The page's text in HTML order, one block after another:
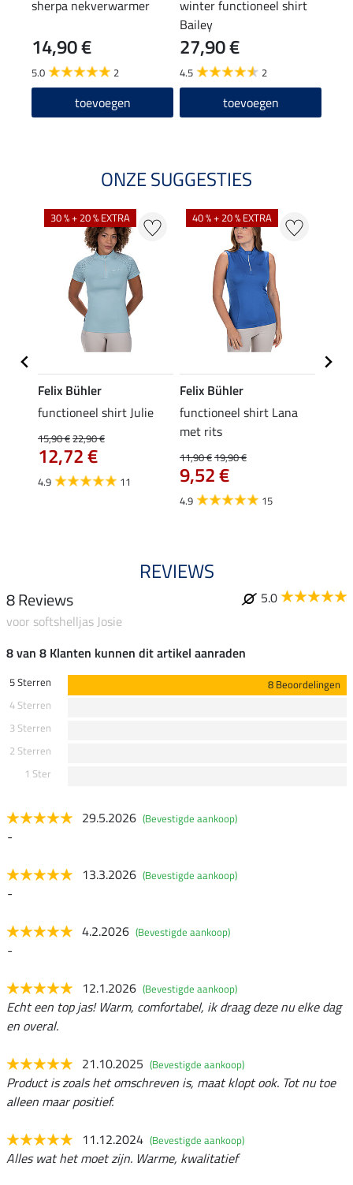
sherpa nekverwarmer
14,90 €
5.0 2
toevoegen
winter functioneel shirt
Bailey
27,90 €
4.5 2
toevoegen
ONZE SUGGESTIES
30 % + 20 % EXTRA
Felix Bühler
functioneel shirt Julie
15,90 €22,90 €
12,72 €
4.9 11
40 % + 20 % EXTRA
Felix Bühler
functioneel shirt Lana
met rits
11,90 €19,90 €
9,52 €
4.9 15
REVIEWS
8 Reviews
5.0
voor softshelljas Josie
8 van 8 Klanten kunnen dit artikel aanraden
5 Sterren
8 Beoordelingen
4 Sterren
3 Sterren
2 Sterren
1 Ster
29.5.2026 (Bevestigde aankoop)
-
13.3.2026 (Bevestigde aankoop)
-
4.2.2026 (Bevestigde aankoop)
-
12.1.2026 (Bevestigde aankoop)
Echt een top jas! Warm, comfortabel, ik draag deze nu elke dag
en overal.
21.10.2025 (Bevestigde aankoop)
Product is zoals het omschreven is, maat klopt ook. Tot nu toe
alleen maar positief.
11.12.2024 (Bevestigde aankoop)
Alles wat het moet zijn. Warme, kwalitatief